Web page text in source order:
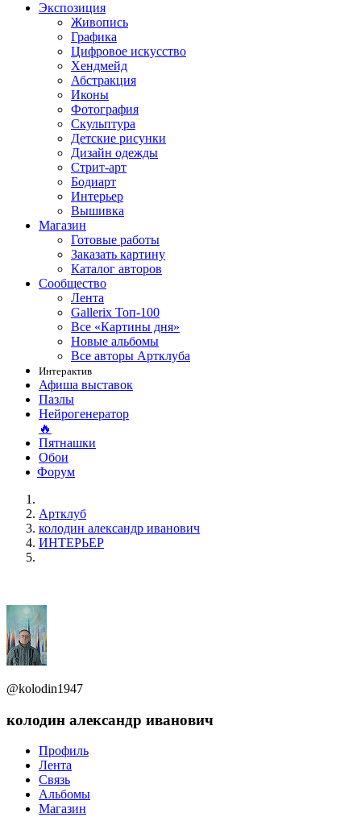
Экспозиция
Живопись
Графика
Цифровое искусство
Хендмейд
Абстракция
Иконы
Фотография
Скульптура
Детские рисунки
Дизайн одежды
Стрит-арт
Бодиарт
Интерьер
Вышивка
Магазин
Готовые работы
Заказать картину
Каталог авторов
Сообщество
Лента
Gallerix Топ-100
Все «Картины дня»
Новые альбомы
Все авторы Артклуба
Интерактив
Афиша выставок
Пазлы
Нейрогенератор
🔥
Пятнашки
Обои
Форум
Артклуб
колодин александр иванович
ИНТЕРЬЕР
@kolodin1947
колодин александр иванович
Профиль
Лента
Связь
Альбомы
Магазин